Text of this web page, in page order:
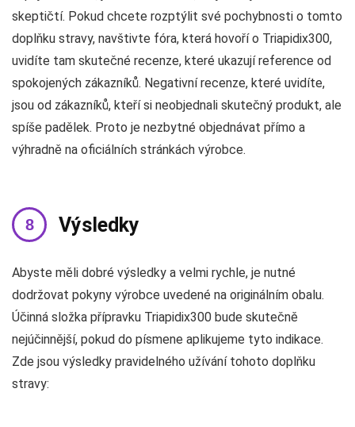
skeptičtí. Pokud chcete rozptýlit své pochybnosti o tomto
doplňku stravy, navštivte fóra, která hovoří o Triapidix300,
uvidíte tam skutečné recenze, které ukazují reference od
spokojených zákazníků. Negativní recenze, které uvidíte,
jsou od zákazníků, kteří si neobjednali skutečný produkt, ale
spíše padělek. Proto je nezbytné objednávat přímo a
výhradně na oficiálních stránkách výrobce.
Výsledky
Abyste měli dobré výsledky a velmi rychle, je nutné
dodržovat pokyny výrobce uvedené na originálním obalu.
Účinná složka přípravku Triapidix300 bude skutečně
nejúčinnější, pokud do písmene aplikujeme tyto indikace.
Zde jsou výsledky pravidelného užívání tohoto doplňku
stravy: